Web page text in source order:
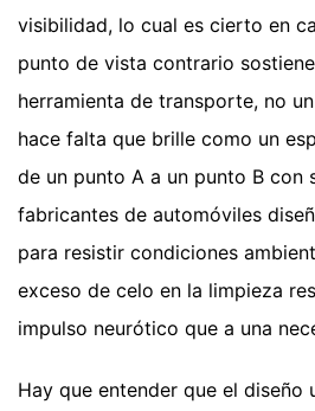
visibilidad, lo cual es cierto en
punto de vista contrario
herramienta de transporte, no
hace falta que brille como un
de un punto A a un punto B con
fabricantes de automóviles
para resistir condiciones
exceso de celo en la limpieza
impulso neurótico que a una
Hay que entender que el diseño